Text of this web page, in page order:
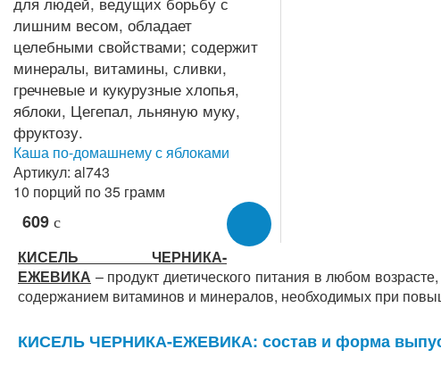
Каша по-домашнему с яблоками
Артикул: al743
10 порций по 35 грамм
609 c
КИСЕЛЬ ЧЕРНИКА-
ЕЖЕВИКА – продукт диетического питания в любом
содержанием витаминов и минералов, необходимых при
КИСЕЛЬ ЧЕРНИКА-ЕЖЕВИКА: состав и форма